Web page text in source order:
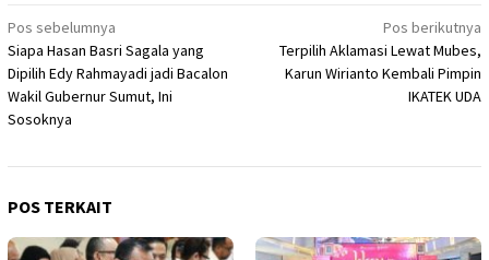
Navigasi
pos
Pos sebelumnya
Siapa Hasan Basri Sagala yang
Dipilih Edy Rahmayadi jadi Bacalon
Wakil Gubernur Sumut, Ini
Sosoknya
Pos berikutnya
Terpilih Aklamasi Lewat Mubes,
Karun Wirianto Kembali Pimpin
IKATEK UDA
POS TERKAIT